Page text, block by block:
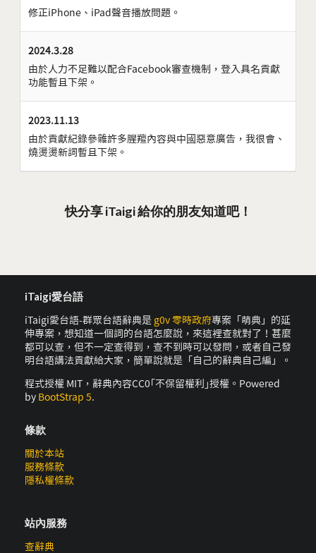
修正iPhone、iPad聲音播放問題。
2024.3.28
由於人力不足難以配合Facebook審查機制，登入具名貢獻
功能暫且下架。
2023.11.13
由於貢獻紀錄參雜許多腥羶內容與中國惡意廣告，我很會、
燒燙燙新詞暫且下架。
快分享 iTaigi 給你的朋友知道吧！
iTaigi愛台語
iTaigi愛台語-群眾台語辭典是 g0v 零時政府專案「萌典」的延
伸專案，想知道一個詞的台語怎麼說，來這裡查就對了！甚麼
都可以查，但不一定查得到，查不到時可以發問，或者自己發
明台語講法貢獻給大家，簡單說就是「自己的辭典自己編」。
程式授權 MIT，辭典內容CC0｢不保留權利｣授權。Powered
by BootStrap 5.
條款
關於本站
服務條款
隱私權條款
站內服務
查辭典